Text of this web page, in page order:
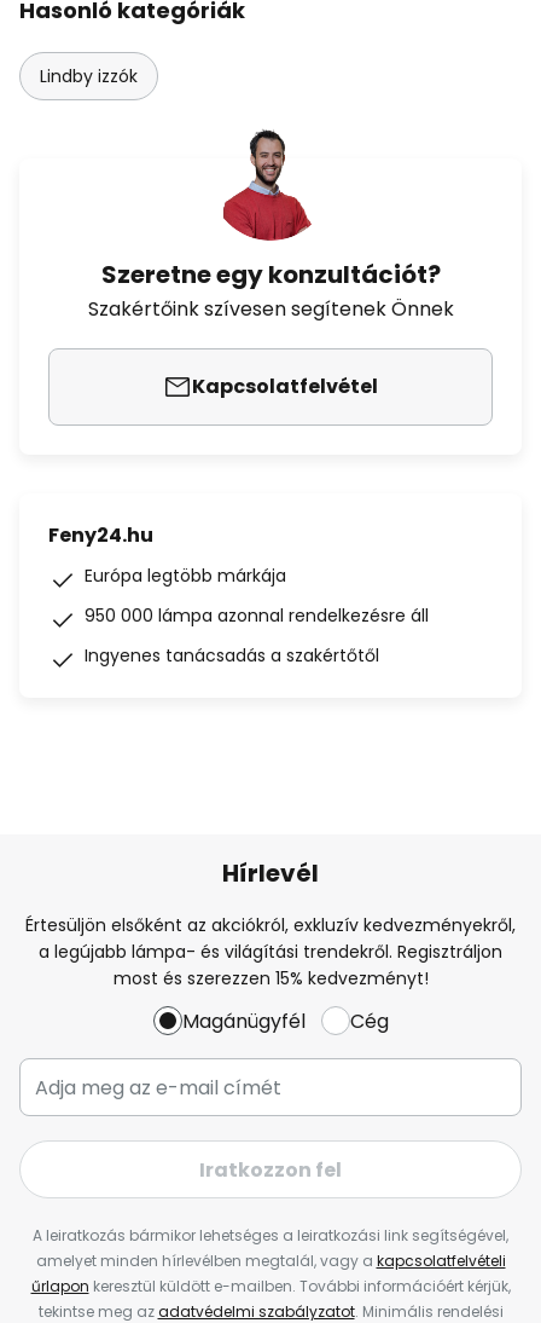
Hasonló kategóriák
Lindby izzók
Szeretne egy konzultációt?
Szakértőink szívesen segítenek Önnek
Kapcsolatfelvétel
Feny24.hu
Európa legtöbb márkája
950 000 lámpa azonnal rendelkezésre áll
Ingyenes tanácsadás a szakértőtől
Hírlevél
Értesüljön elsőként az akciókról, exkluzív kedvezményekről,
a legújabb lámpa- és világítási trendekről. Regisztráljon
most és szerezzen 15% kedvezményt!
Magánügyfél Cég
Iratkozzon fel
A leiratkozás bármikor lehetséges a leiratkozási link segítségével,
amelyet minden hírlevélben megtalál, vagy a kapcsolatfelvételi
űrlapon keresztül küldött e-mailben. További információért kérjük,
tekintse meg azadatvédelmi szabályzatot. Minimális rendelési